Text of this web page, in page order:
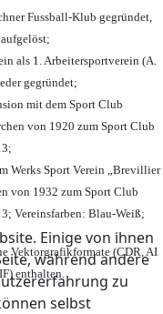
Einige von ihnen
während andere
zu
selbst
Fussball-Klub gegründet,
als 1. Arbeitersportverein (A.
gegründet;
mit dem Sport Club
von 1920 zum Sport Club
Werks Sport Verein „Brevillier
von 1932 zum Sport Club
Vereinsfarben: Blau-Weiß;
Vektorgrafikformate (CDR, AI
enthalten.